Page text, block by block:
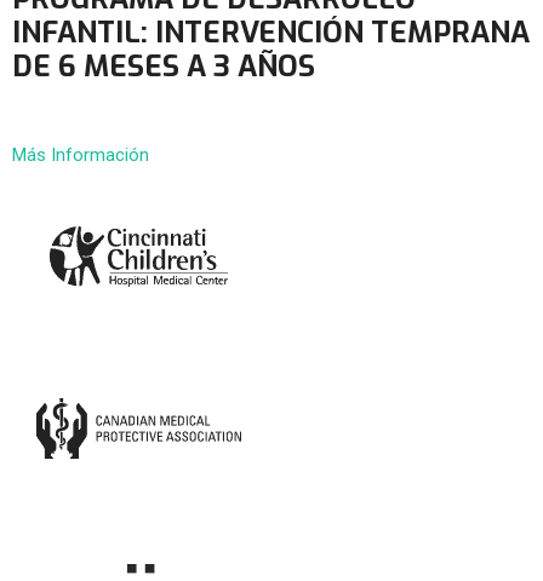
INFANTIL: INTERVENCIÓN TEMPRANA
DE 6 MESES A 3 AÑOS
Más Información